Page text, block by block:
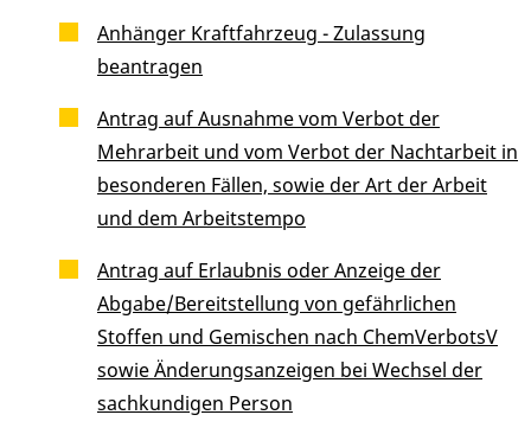
Anhänger Kraftfahrzeug - Zulassung
beantragen
Antrag auf Ausnahme vom Verbot der
Mehrarbeit und vom Verbot der Nachtarbeit in
besonderen Fällen, sowie der Art der Arbeit
und dem Arbeitstempo
Antrag auf Erlaubnis oder Anzeige der
Abgabe/Bereitstellung von gefährlichen
Stoffen und Gemischen nach ChemVerbotsV
sowie Änderungsanzeigen bei Wechsel der
sachkundigen Person